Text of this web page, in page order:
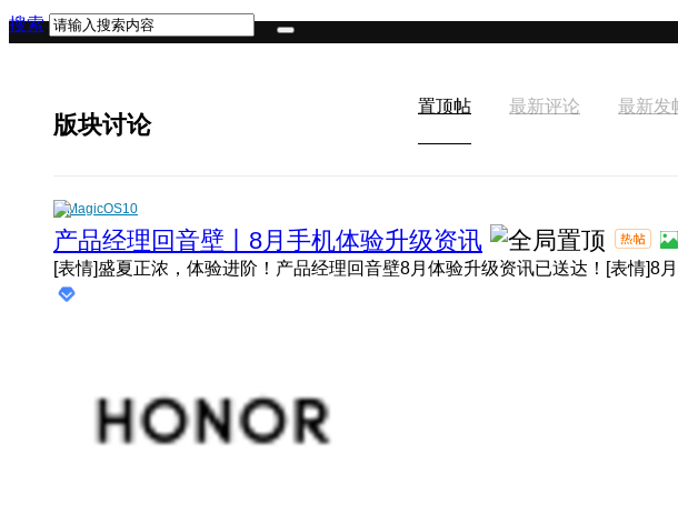
搜索
版块讨论
置顶帖 最新评论 最新发
MagicOS10
产品经理回音壁丨8月手机体验升级资讯